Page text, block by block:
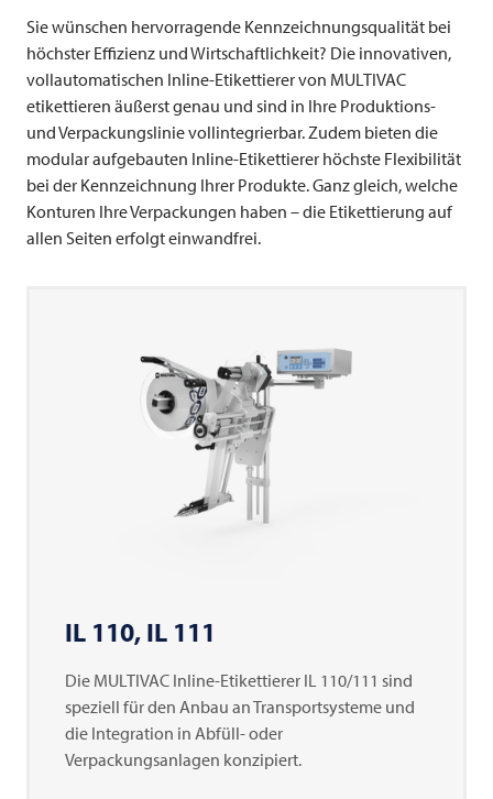
Sie wünschen hervorragende Kennzeichnungsqualität bei
höchster Effizienz und Wirtschaftlichkeit? Die innovativen,
vollautomatischen Inline-Etikettierer von MULTIVAC
etikettieren äußerst genau und sind in Ihre Produktions-
und Verpackungslinie vollintegrierbar. Zudem bieten die
modular aufgebauten Inline-Etikettierer höchste Flexibilität
bei der Kennzeichnung Ihrer Produkte. Ganz gleich, welche
Konturen Ihre Verpackungen haben – die Etikettierung auf
allen Seiten erfolgt einwandfrei.
IL 110, IL 111
Die MULTIVAC Inline-Etikettierer IL 110/111 sind
speziell für den Anbau an Transportsysteme und
die Integration in Abfüll- oder
Verpackungsanlagen konzipiert.